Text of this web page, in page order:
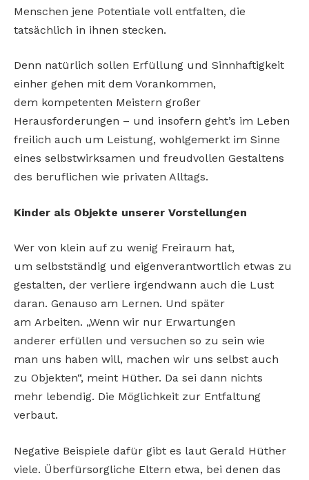
Menschen jene Potentiale voll entfalten, die
tatsächlich in ihnen stecken.
Denn natürlich sollen Erfüllung und Sinnhaftigkeit
einher gehen mit dem Vorankommen,
dem kompetenten Meistern großer
Herausforderungen – und insofern geht’s im Leben
freilich auch um Leistung, wohlgemerkt im Sinne
eines selbstwirksamen und freudvollen Gestaltens
des beruflichen wie privaten Alltags.
Kinder als Objekte unserer Vorstellungen
Wer von klein auf zu wenig Freiraum hat,
um selbstständig und eigenverantwortlich etwas zu
gestalten, der verliere irgendwann auch die Lust
daran. Genauso am Lernen. Und später
am Arbeiten. „Wenn wir nur Erwartungen
anderer erfüllen und versuchen so zu sein wie
man uns haben will, machen wir uns selbst auch
zu Objekten“, meint Hüther. Da sei dann nichts
mehr lebendig. Die Möglichkeit zur Entfaltung
verbaut.
Negative Beispiele dafür gibt es laut Gerald Hüther
viele. Überfürsorgliche Eltern etwa, bei denen das